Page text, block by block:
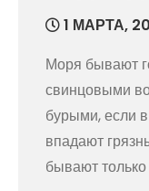
1 МАРТА,
Моря бывают
свинцовыми
бурыми, если
впадают
бывают